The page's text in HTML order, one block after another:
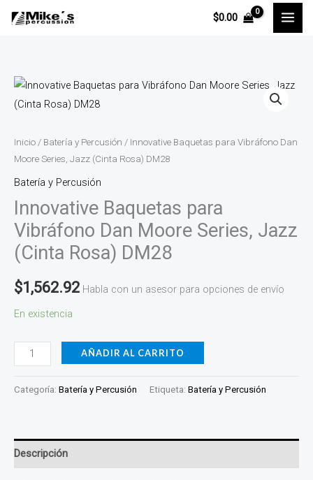
$0.00
Inicio / Batería y Percusión / Innovative Baquetas para Vibráfono Dan
Moore Series, Jazz (Cinta Rosa) DM28
Batería y Percusión
Innovative Baquetas para
Vibráfono Dan Moore Series, Jazz
(Cinta Rosa) DM28
$1,562.92 Habla con un asesor para opciones de envío
En existencia
Innovative
Baquetas
Vibráfono
Dan
Moore
Series,
Jazz
(Cinta
Rosa)
cantidad
AÑADIR AL CARRITO
Categoría: Batería y Percusión Etiqueta: Batería y Percusión
Descripción